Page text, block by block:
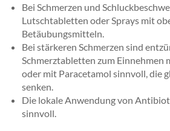
Bei Schmerzen und
Lutschtabletten oder Sprays mit
Betäubungsmitteln.
Bei stärkeren Schmerzen sind
Schmerztabletten zum Einnehmen
oder mit Paracetamol sinnvoll, die
senken.
Die lokale Anwendung von
sinnvoll.